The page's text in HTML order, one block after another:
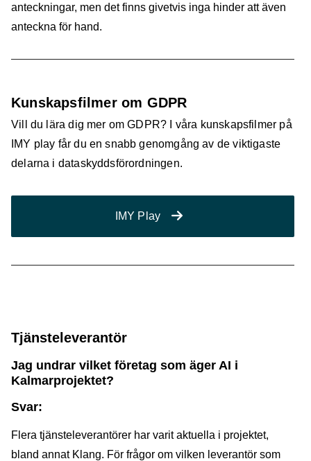
anteckningar, men det finns givetvis inga hinder att även
anteckna för hand.
Kunskapsfilmer om GDPR
Vill du lära dig mer om GDPR? I våra kunskapsfilmer på
IMY play får du en snabb genomgång av de viktigaste
delarna i dataskyddsförordningen.
IMY Play
Tjänsteleverantör
Jag undrar vilket företag som äger AI i
Kalmarprojektet?
Svar:
Flera tjänsteleverantörer har varit aktuella i projektet,
bland annat Klang. För frågor om vilken leverantör som